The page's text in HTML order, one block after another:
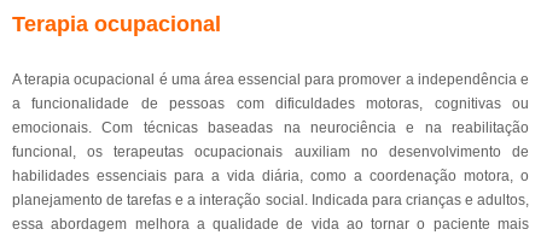
Terapia ocupacional
A terapia ocupacional é uma área essencial para promover a independência e
a funcionalidade de pessoas com dificuldades motoras, cognitivas ou
emocionais. Com técnicas baseadas na neurociência e na reabilitação
funcional, os terapeutas ocupacionais auxiliam no desenvolvimento de
habilidades essenciais para a vida diária, como a coordenação motora, o
planejamento de tarefas e a interação social. Indicada para crianças e adultos,
essa abordagem melhora a qualidade de vida ao tornar o paciente mais